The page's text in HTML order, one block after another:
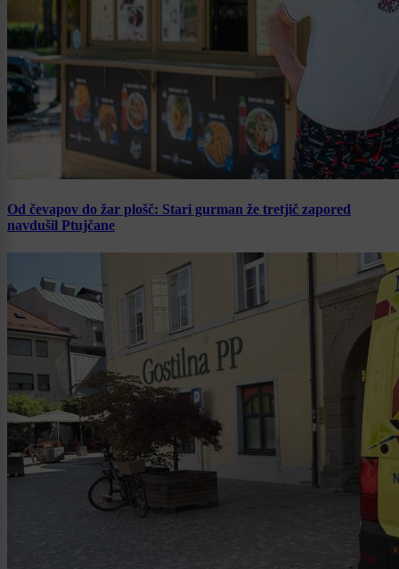
Od čevapov do žar plošč: Stari gurman že tretjič zapored
navdušil Ptujčane